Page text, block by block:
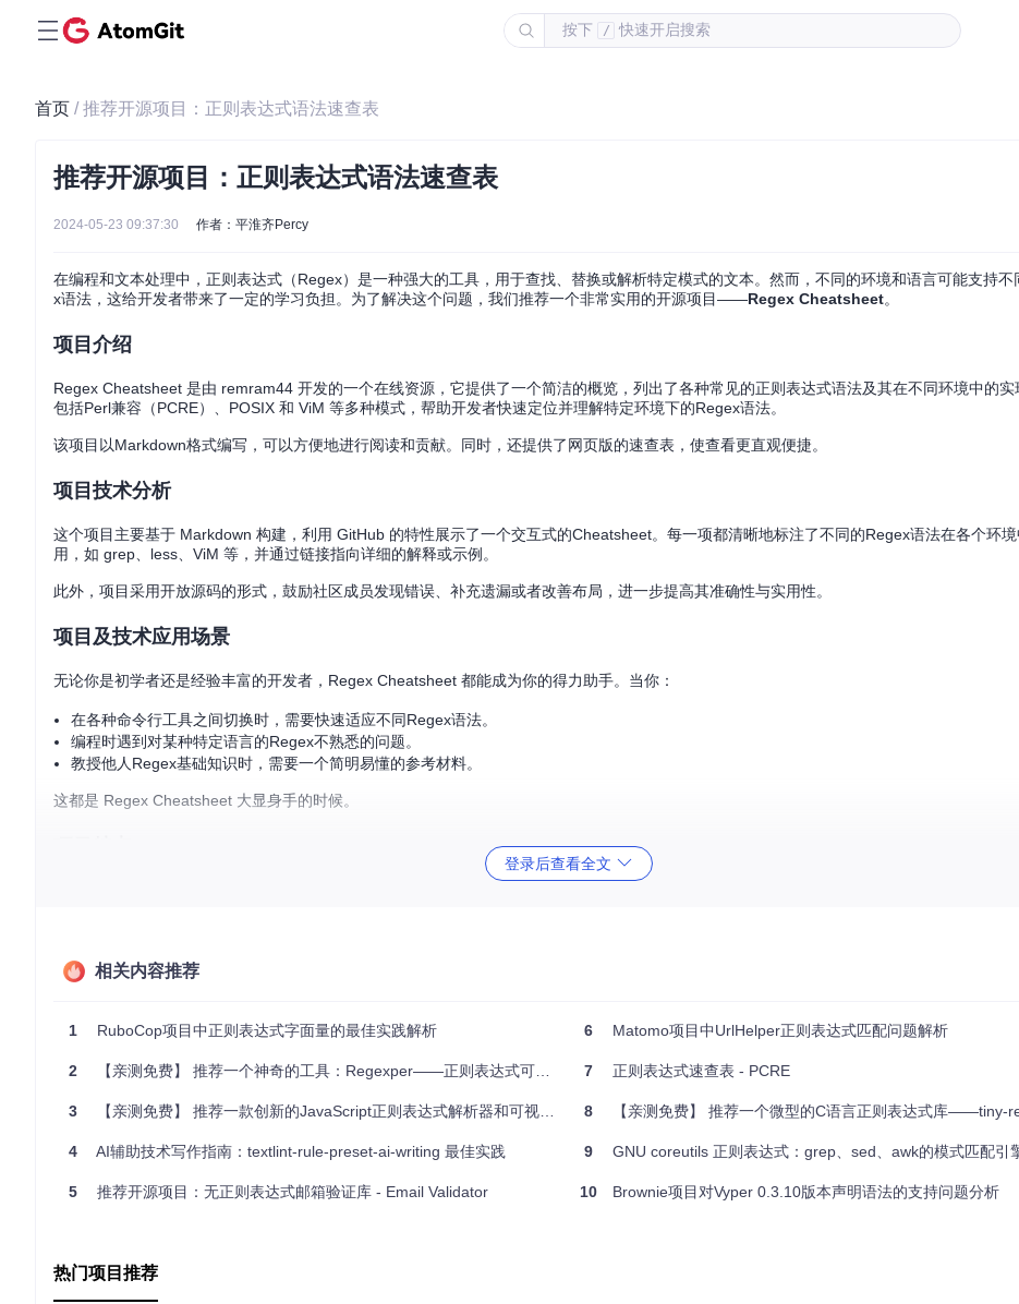
按下 / 快速开启搜索
首页 / 推荐开源项目：正则表达式语法速查表
推荐开源项目：正则表达式语法速查表
2024-05-23 09:37:30 作者：平淮齐Percy
在编程和文本处理中，正则表达式（Regex）是一种强大的工具，用于查找、替换或解析特定模式的文本。然而，不同的环境和语言可能支持不
x语法，这给开发者带来了一定的学习负担。为了解决这个问题，我们推荐一个非常实用的开源项目——Regex Cheatsheet。
项目介绍
Regex Cheatsheet 是由 remram44 开发的一个在线资源，它提供了一个简洁的概览，列出了各种常见的正则表达式语法及其在不同环境中的实
包括Perl兼容（PCRE）、POSIX 和 ViM 等多种模式，帮助开发者快速定位并理解特定环境下的Regex语法。
该项目以Markdown格式编写，可以方便地进行阅读和贡献。同时，还提供了网页版的速查表，使查看更直观便捷。
项目技术分析
这个项目主要基于 Markdown 构建，利用 GitHub 的特性展示了一个交互式的Cheatsheet。每一项都清晰地标注了不同的Regex语法在各个环
用，如 grep、less、ViM 等，并通过链接指向详细的解释或示例。
此外，项目采用开放源码的形式，鼓励社区成员发现错误、补充遗漏或者改善布局，进一步提高其准确性与实用性。
项目及技术应用场景
无论你是初学者还是经验丰富的开发者，Regex Cheatsheet 都能成为你的得力助手。当你：
在各种命令行工具之间切换时，需要快速适应不同Regex语法。
编程时遇到对某种特定语言的Regex不熟悉的问题。
教授他人Regex基础知识时，需要一个简明易懂的参考材料。
这都是 Regex Cheatsheet 大显身手的时候。
：Markdown格式易于阅读，网页版本便于在线查阅。
登录后查看全文
相关内容推荐
1 RuboCop项目中正则表达式字面量的最佳实践解析
2 【亲测免费】 推荐一个神奇的工具：Regexper——正则表达式可视化神器
3 【亲测免费】 推荐一款创新的JavaScript正则表达式解析器和可视化工具 —— Regulex
4 AI辅助技术写作指南：textlint-rule-preset-ai-writing 最佳实践
5 推荐开源项目：无正则表达式邮箱验证库 - Email Validator
6 Matomo项目中UrlHelper正则表达式匹配问题解析
7 正则表达式速查表 - PCRE
8 【亲测免费】 推荐一个微型的C语言正则表达式库——tiny-
9 GNU coreutils 正则表达式：grep、sed、awk的模式匹配引擎终
10 Brownie项目对Vyper 0.3.10版本声明语法的支持问题分析
热门项目推荐